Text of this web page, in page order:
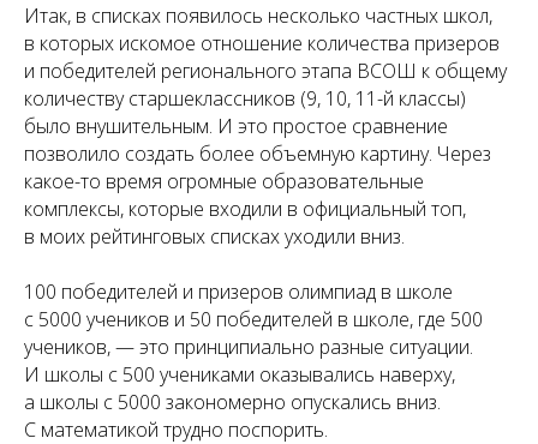
Итак, в списках появилось несколько частных школ,
в которых искомое отношение количества призеров
и победителей регионального этапа ВСОШ к общему
количеству старшеклассников (9, 10, 11-й классы)
было внушительным. И это простое сравнение
позволило создать более объемную картину. Через
какое-то время огромные образовательные
комплексы, которые входили в официальный топ,
в моих рейтинговых списках уходили вниз.
100 победителей и призеров олимпиад в школе
с 5000 учеников и 50 победителей в школе, где 500
учеников, — это принципиально разные ситуации.
И школы с 500 учениками оказывались наверху,
а школы с 5000 закономерно опускались вниз.
С математикой трудно поспорить.